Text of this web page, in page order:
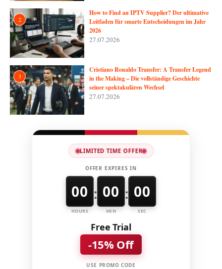
2
How to Find an IPTV Supplier? Der ultimative
Leitfaden für smarte Entscheidungen im Jahr
2026
27.07.2026
3
Cristiano Ronaldo Transfer: A Transfer Legend
in the Making – Die vollständige Geschichte
seiner spektakulären Wechsel
27.07.2026
LIMITED TIME OFFER
OFFER EXPIRES IN
00
HOURS
: 00
MIN
: 00
SEC
Free Trial
-15% Off
USE PROMO CODE